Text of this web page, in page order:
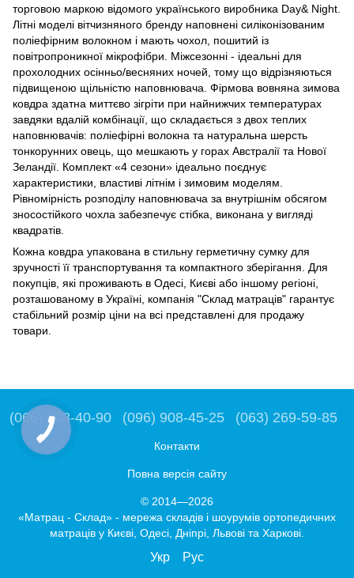
торговою маркою відомого українського виробника Day& Night.
Літні моделі вітчизняного бренду наповнені силіконізованим
поліефірним волокном і мають чохол, пошитий із
повітропроникної мікрофібри. Міжсезонні - ідеальні для
прохолодних осінньо/весняних ночей, тому що відрізняються
підвищеною щільністю наповнювача. Фірмова вовняна зимова
ковдра здатна миттєво зігріти при найнижчих температурах
завдяки вдалій комбінації, що складається з двох теплих
наповнювачів: поліефірні волокна та натуральна шерсть
тонкорунних овець, що мешкають у горах Австралії та Нової
Зеландії. Комплект «4 сезони» ідеально поєднує
характеристики, властиві літнім і зимовим моделям.
Рівномірність розподілу наповнювача за внутрішнім обсягом
зносостійкого чохла забезпечує стібка, виконана у вигляді
квадратів.
Кожна ковдра упакована в стильну герметичну сумку для
зручності її транспортування та компактного зберігання. Для
покупців, які проживають в Одесі, Києві або іншому регіоні,
розташованому в Україні, компанія "Склад матраців" гарантує
стабільний розмір ціни на всі представлені для продажу
товари.
(066) 008-40-90 (096) 908-45-25 (063) 269-59-85
Контакти
Повна версія сайту
© 2014—2026
«Матрац - Склад» - мережа складів і шоурумів ортопедичних
матраців у Києві, Одесі, Дніпрі, Львові та Харкові.
Укр Рус